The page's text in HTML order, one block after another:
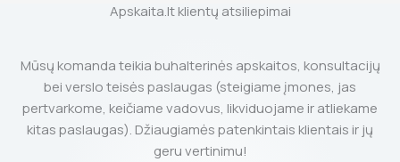
Apskaita.lt klientų atsiliepimai
Mūsų komanda teikia buhalterinės apskaitos, konsultacijų
bei verslo teisės paslaugas (steigiame įmones, jas
pertvarkome, keičiame vadovus, likviduojame ir atliekame
kitas paslaugas). Džiaugiamės patenkintais klientais ir jų
geru vertinimu!